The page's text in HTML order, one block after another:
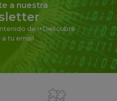
a nuestra
de i+Descubre
tu email